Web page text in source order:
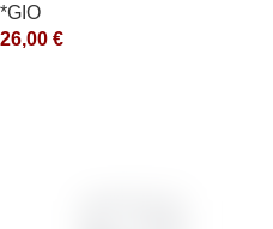
*GIO
26,00 €